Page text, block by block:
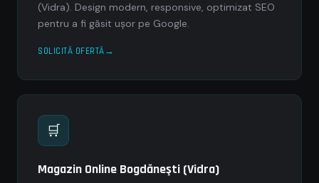
(Vidra). Design modern, responsive, optimizat SEO
pentru a fi găsit ușor pe Google.
SOLICITĂ OFERTĂ
🛒
Magazin Online Bogdăneşti (Vidra)